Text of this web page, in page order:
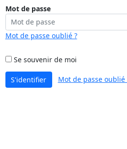
Mot de passe
Mot de passe oublié ?
Se souvenir de moi
S'identifier Mot de passe oublié